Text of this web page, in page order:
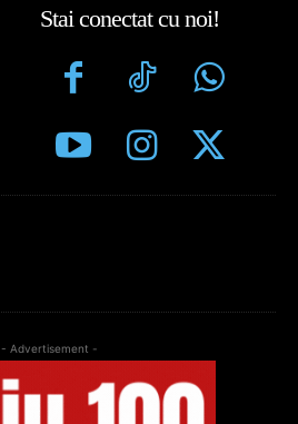
Stai conectat cu noi!
- Advertisement -